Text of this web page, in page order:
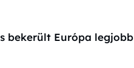
bekerült Európa legjobb